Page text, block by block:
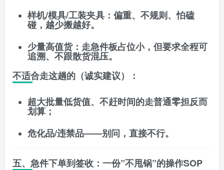
样机/模具/工装夹具 ：偏重、不规则、怕磕
碰，越少搬越好。
少量高值货：走急件板占位小，但要求全程可
追溯、不跟散货混压。
不适合走这趟的（诚实建议）：
超大批量低货值、不赶时间的走普通零担反而
划算；
危化品/违禁品——别问，直接不行。
五、急件下单到签收：一份”不甩锅”的操作SOP